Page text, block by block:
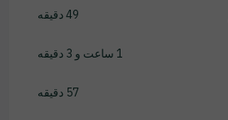
49 دقیقه
1 ساعت و 3 دقیقه
57 دقیقه